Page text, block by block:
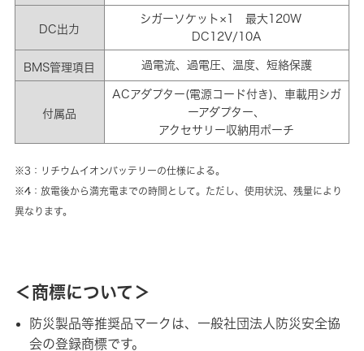
DC出力
シガーソケット×1 最大120W
DC12V/10A
BMS管理項目 過電流、過電圧、温度、短絡保護
付属品
ACアダプター(電源コード付き)、車載用シガ
ーアダプター、
アクセサリー収納用ポーチ
※3：リチウムイオンバッテリーの仕様による。
※4：放電後から満充電までの時間として。ただし、使用状況、残量により
異なります。
＜商標について＞
防災製品等推奨品マークは、一般社団法人防災安全協
会の登録商標です。